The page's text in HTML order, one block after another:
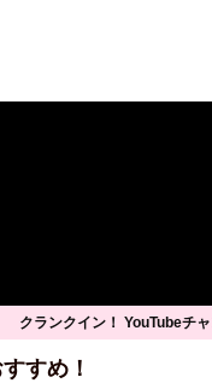
クランクイン！ YouTubeチ
すめ！